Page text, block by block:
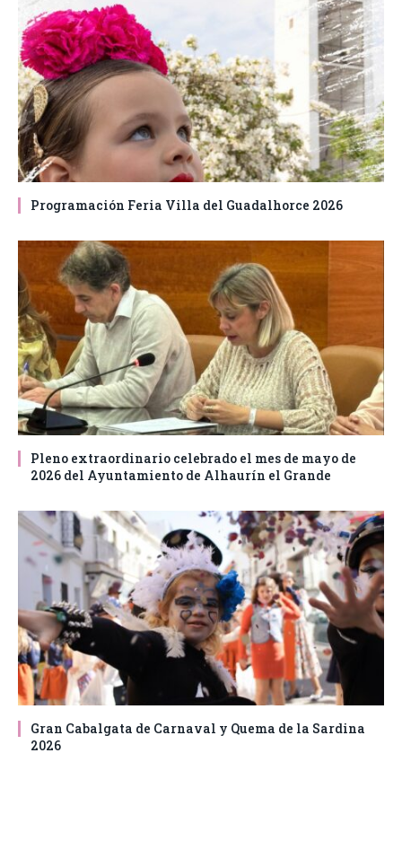
Programación Feria Villa del Guadalhorce 2026
Pleno extraordinario celebrado el mes de mayo de
2026 del Ayuntamiento de Alhaurín el Grande
Gran Cabalgata de Carnaval y Quema de la Sardina
2026